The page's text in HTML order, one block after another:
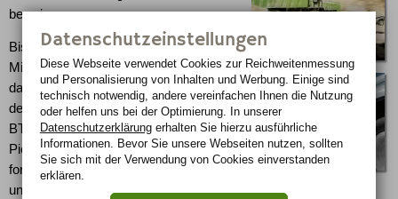
beweisen.
Bis heute hat Mazda weltweit über drei
Millionen Pickups der B-Serie verkauft;
davon 110.000 nach Europa. Zum Ende
des Jahres setzt nun der neue Mazda
BT-50 die Tradition robuster Mazda
Pickups mit zuschaltbarem Allradantrieb
fort. Dabei kombiniert er den Spaßfaktor
und die Praxistauglichkeit dieser
Datenschutzeinstellungen
Diese Webseite verwendet Cookies zur Reichweiten­messung
und Personalisierung von Inhalten und Werbung. Einige sind
technisch notwendig, andere vereinfachen Ihnen die Nutzung
oder helfen uns bei der Optimierung. In unserer
Datenschutzerklärungerhalten Sie hierzu ausführliche
Informationen. Bevor Sie unsere Webseiten nutzen, sollten
Sie sich mit der Verwendung von Cookies einverstanden
erklären.